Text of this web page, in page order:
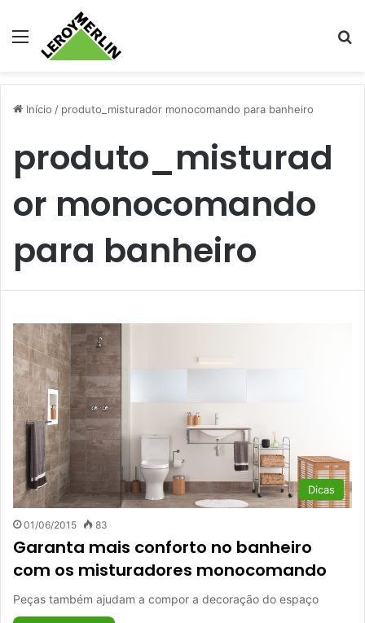
Menu
Início / produto_misturador monocomando para banheiro
produto_misturad
or monocomando
para banheiro
Dicas
01/06/2015 83
Garanta mais conforto no banheiro
com os misturadores monocomando
Peças também ajudam a compor a decoração do espaço